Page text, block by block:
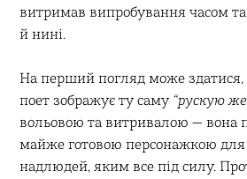
витримав випробування часом та
й нині.
На перший погляд може здатися,
поет зображує ту саму “рускую
вольовою та витривалою — вона
майже готовою персонажкою для
надлюдей, яким все під силу.